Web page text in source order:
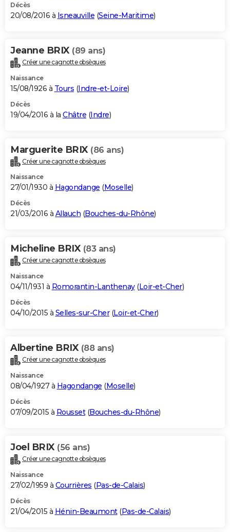
Décès
20/08/2016 à Isneauville (Seine-Maritime)
Jeanne BRIX (89 ans)
Créer une cagnotte obsèques
Naissance
15/08/1926 à Tours (Indre-et-Loire)
Décès
19/04/2016 à la Châtre (Indre)
Marguerite BRIX (86 ans)
Créer une cagnotte obsèques
Naissance
27/01/1930 à Hagondange (Moselle)
Décès
21/03/2016 à Allauch (Bouches-du-Rhône)
Micheline BRIX (83 ans)
Créer une cagnotte obsèques
Naissance
04/11/1931 à Romorantin-Lanthenay(Loir-et-Cher)
Décès
04/10/2015 à Selles-sur-Cher(Loir-et-Cher)
Albertine BRIX (88 ans)
Créer une cagnotte obsèques
Naissance
08/04/1927 à Hagondange (Moselle)
Décès
07/09/2015 à Rousset(Bouches-du-Rhône)
Joel BRIX (56 ans)
Créer une cagnotte obsèques
Naissance
27/02/1959 à Courrières (Pas-de-Calais)
Décès
21/04/2015 à Hénin-Beaumont(Pas-de-Calais)